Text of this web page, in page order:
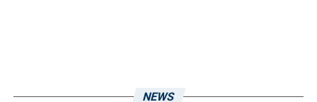
NEWS